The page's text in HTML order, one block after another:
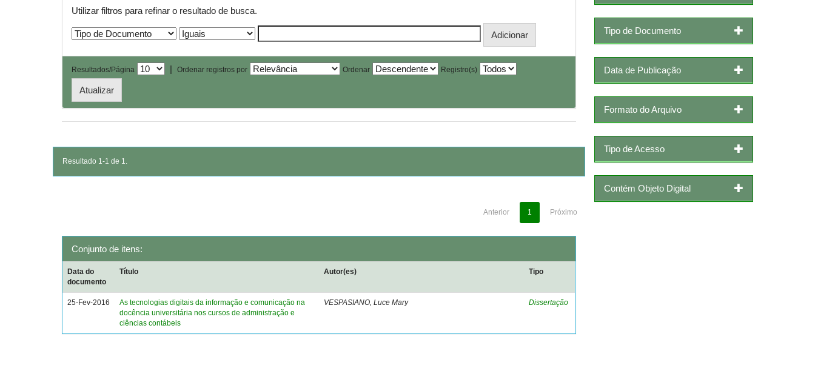
Utilizar filtros para refinar o resultado de busca.
Resultados/Página | Ordenar registros por Ordenar Registro(s)
Resultado 1-1 de 1.
Anterior 1 Próximo
Conjunto de itens:
Data do
documento
Título Autor(es) Tipo
25-Fev-2016
As tecnologias digitais da informação e comunicação na
docência universitária nos cursos de administração e
ciências contábeis
VESPASIANO, Luce Mary Dissertação
Tipo de Documento
Data de Publicação
Formato do Arquivo
Tipo de Acesso
Contém Objeto Digital